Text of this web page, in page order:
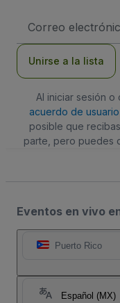
de
Unirse a la lista
Al iniciar sesión o
acuerdo de usuario
posible que
parte, pero puedes
Eventos en vivo
Puerto Rico
Español (MX)